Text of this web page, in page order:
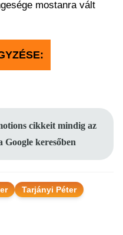
mostanra vált
cikkeit mindig az
Google keresőben
Tarjányi Péter